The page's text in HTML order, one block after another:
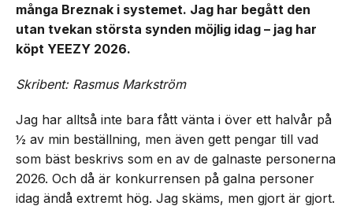
många Breznak i systemet. Jag har begått den
utan tvekan största synden möjlig idag – jag har
köpt YEEZY 2026.
Skribent: Rasmus Markström
Jag har alltså inte bara fått vänta i över ett halvår på
½ av min beställning, men även gett pengar till vad
som bäst beskrivs som en av de galnaste personerna
2026. Och då är konkurrensen på galna personer
idag ändå extremt hög. Jag skäms, men gjort är gjort.